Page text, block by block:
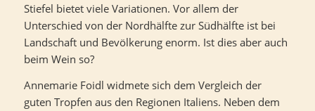
Stiefel bietet viele Variationen. Vor allem der
Unterschied von der Nordhälfte zur Südhälfte ist bei
Landschaft und Bevölkerung enorm. Ist dies aber auch
beim Wein so?
Annemarie Foidl widmete sich dem Vergleich der
guten Tropfen aus den Regionen Italiens. Neben dem